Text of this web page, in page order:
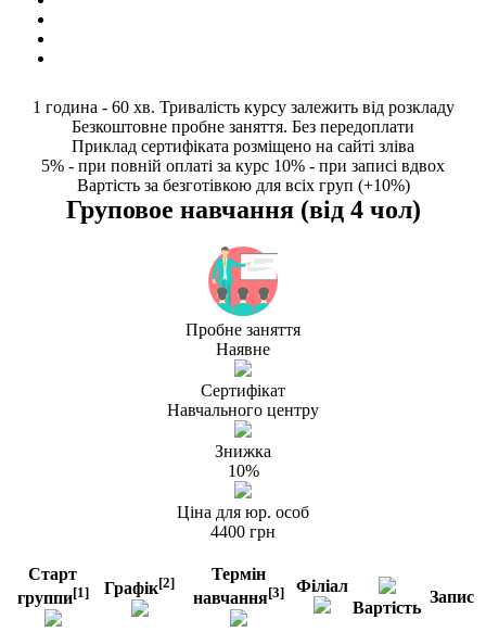
1 година - 60 хв. Тривалість курсу залежить від розкладу
Безкоштовне пробне заняття. Без передоплати
Приклад сертифіката розміщено на сайті зліва
5% - при повній оплаті за курс 10% - при записі вдвох
Вартість за безготівкою для всіх груп (+10%)
Груповое навчання (вiд 4 чол)
Пробне заняття
Наявне
Сертифiкат
Навчального центру
Знижка
10%
Цiна для юр. особ
4400 грн
Старт
группи[1] Графік[2]
Термін
навчання[3]
Філіал
Вартість
Запис